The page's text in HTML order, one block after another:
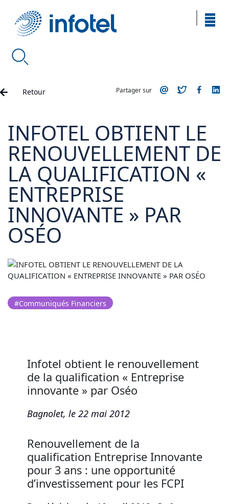
Retour Partager sur
INFOTEL OBTIENT LE
RENOUVELLEMENT DE
LA QUALIFICATION «
ENTREPRISE
INNOVANTE » PAR
OSÉO
#Communiqués Financiers
Infotel obtient le renouvellement
de la qualification « Entreprise
innovante » par Oséo
Bagnolet, le 22 mai 2012
Renouvellement de la
qualification Entreprise Innovante
pour 3 ans : une opportunité
d’investissement pour les FCPI